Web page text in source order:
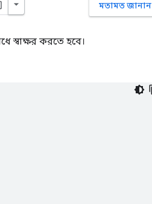
মতামত জানান
করতে হবে।